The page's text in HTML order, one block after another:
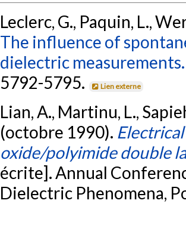
Leclerc, G., Paquin, L.,
The influence of
dielectric measurements.
5792-5795.
Lien externe
Lian, A., Martinu, L.,
(octobre 1990).
oxide/polyimide double
écrite]. Annual
Dielectric Phenomena,